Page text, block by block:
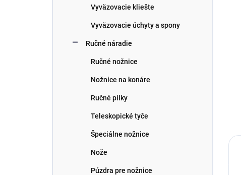
Vyväzovacie kliešte
Vyväzovacie úchyty a spony
Ručné náradie
Ručné nožnice
Nožnice na konáre
Ručné pílky
Teleskopické tyče
Špeciálne nožnice
Nože
Púzdra pre nožnice